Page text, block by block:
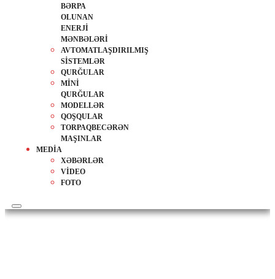
BƏRPA
OLUNAN
ENERJİ
MƏNBƏLƏRİ
AVTOMATLAŞDIRILMIŞ
SİSTEMLƏR
QURĞULAR
MİNİ
QURĞULAR
MODELLƏR
QOŞQULAR
TORPAQBECƏRƏN
MAŞINLAR
MEDİA
XƏBƏRLƏR
VİDEO
FOTO